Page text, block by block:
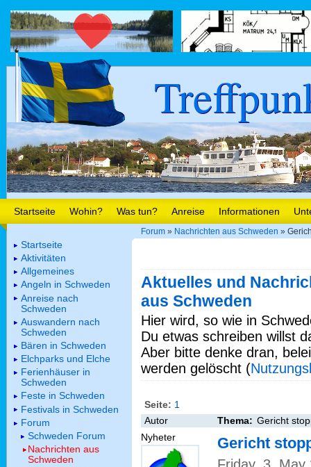
Startseite Wohin? Was tun? Anreise Informationen
Forum » Nachrichten aus Schweden »
Aktuelles und
aus Schweden
Hier wird, so wie in
Du etwas schreiben willst
Aber bitte denke dran,
werden gelöscht (
Seite: 1
Autor
Thema: Gericht
Nyheter
Gericht
Startseite
Aktivitäten
Allgemeines
Angeln in Schweden
Anreise nach
Schweden
Auswandern nach
Schweden
Bären in Schweden
Elchparks und Elche
Ferienhäuser in
Schweden
Feste in Schweden
Festivals in Schweden
Forum
Schweden Forum
Nachrichten aus
Schweden